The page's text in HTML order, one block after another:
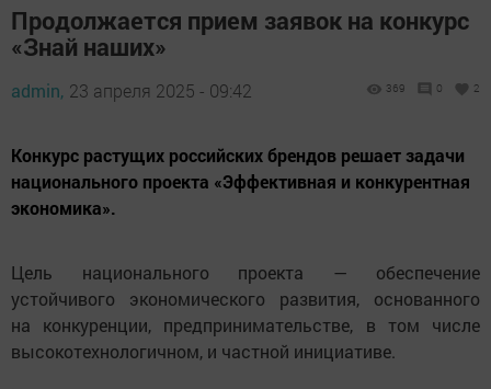
Продолжается прием заявок на конкурс
«Знай наших»
admin, 23 апреля 2025 - 09:42 369 0 2
Конкурс растущих российских брендов решает задачи
национального проекта «Эффективная и конкурентная
экономика».
Цель национального проекта — обеспечение
устойчивого экономического развития, основанного
на конкуренции, предпринимательстве, в том числе
высокотехнологичном, и частной инициативе.